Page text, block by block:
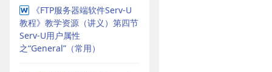
《FTP服务器端软件Serv-U
教程》教学资源（讲义）第四节
Serv-U用户属性
之“General”（常用）